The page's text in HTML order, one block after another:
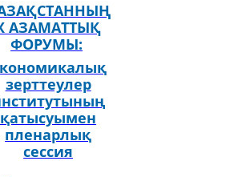
АЗАМАТТЫҚ
ФОРУМЫ:
зерттеулер
қатысуымен
пленарлық
сессия